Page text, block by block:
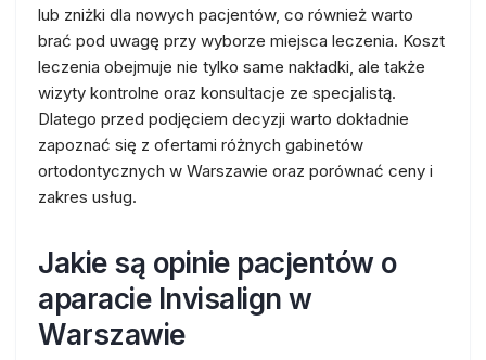
lub zniżki dla nowych pacjentów, co również warto
brać pod uwagę przy wyborze miejsca leczenia. Koszt
leczenia obejmuje nie tylko same nakładki, ale także
wizyty kontrolne oraz konsultacje ze specjalistą.
Dlatego przed podjęciem decyzji warto dokładnie
zapoznać się z ofertami różnych gabinetów
ortodontycznych w Warszawie oraz porównać ceny i
zakres usług.
Jakie są opinie pacjentów o
aparacie Invisalign w
Warszawie